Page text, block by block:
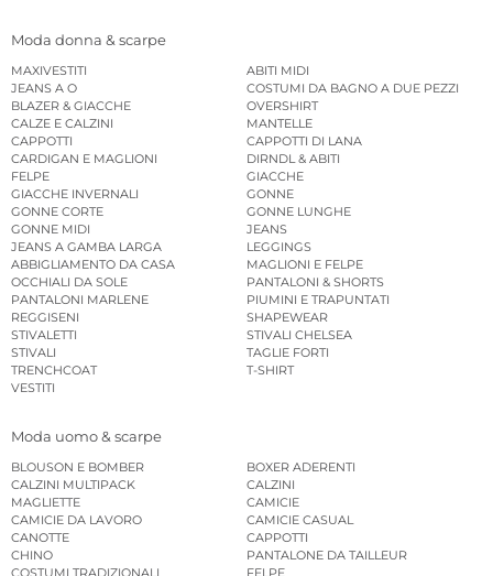
Moda donna & scarpe
MAXIVESTITI
ABITI MIDI
JEANS A O
COSTUMI DA BAGNO A DUE PEZZI
BLAZER & GIACCHE
OVERSHIRT
CALZE E CALZINI
MANTELLE
CAPPOTTI
CAPPOTTI DI LANA
CARDIGAN E MAGLIONI
DIRNDL & ABITI
FELPE
GIACCHE
GIACCHE INVERNALI
GONNE
GONNE CORTE
GONNE LUNGHE
GONNE MIDI
JEANS
JEANS A GAMBA LARGA
LEGGINGS
ABBIGLIAMENTO DA CASA
MAGLIONI E FELPE
OCCHIALI DA SOLE
PANTALONI & SHORTS
PANTALONI MARLENE
PIUMINI E TRAPUNTATI
REGGISENI
SHAPEWEAR
STIVALETTI
STIVALI CHELSEA
STIVALI
TAGLIE FORTI
TRENCHCOAT
T-SHIRT
VESTITI
Moda uomo & scarpe
BLOUSON E BOMBER
BOXER ADERENTI
CALZINI MULTIPACK
CALZINI
MAGLIETTE
CAMICIE
CAMICIE DA LAVORO
CAMICIE CASUAL
CANOTTE
CAPPOTTI
CHINO
PANTALONE DA TAILLEUR
COSTUMI TRADIZIONALI
FELPE